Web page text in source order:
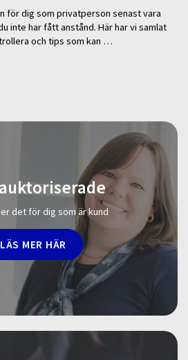
för dig som privatperson senast vara
inte har fått anstånd. Här har vi samlat
och tips som kan …
det för dig som är kund
LÄS MER HÄR